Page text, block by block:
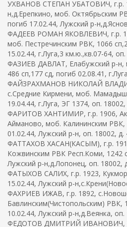
УХВАНОВ СТЕПАН УБАТОВИЧ, г.р.
н,д.Ерепкино, моб. Октябрьским
погиб 17.02.44, Лужский р-
ФАДЕЕВ РОМАН ЯКОВЛЕВИЧ, г.р.
моб. Пестречинским РВК, 1066
15.02.44, г.Луга,3 км.ю.,кв.07-64,
ФАЗИЕВ ДАВЛАТ, Елабужский р-н,
486 сп,177 сд, погиб 02.08.41, г.Луга
ФАЙЗРАХМАНОВ НИКОЛАЙ
с.Средние Кирмени, моб.
19.04.44, г.Луга, ЭГ 1374, оп.
ФАРИТОВ ХАНТИМИР, г.р. 1906,
Айманово, моб. Калининским РВК,
01.02.44, Лужский р-н, оп. 18002, д.
ФАТТАХОВ ХАСАН(КАСЫМ), г.р.
Кожвинским РВК Респ.Коми, 1242
Лужский р-н,д.Лопонец, оп. 18002,
ФАТЫХОВ САЛИХ, г.р. 1923,
15.02.44, Лужский р-
ФАХРИЕВ ИЖАВ, г.р. 1892,
Бавлинским(Чистопольским) РВК,
10.02.44, Лужский р-н,д.Веянка, оп.
ФЕДОТОВ ДМИТРИЙ ИВАНОВИЧ,